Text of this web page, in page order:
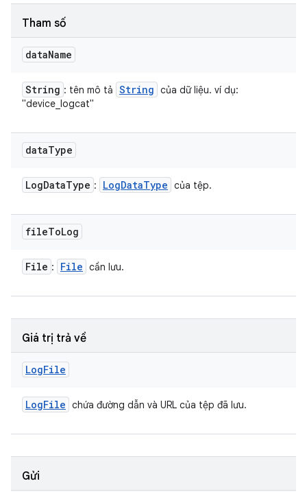
Tham số
dataName
String : tên mô tả String của dữ liệu. ví dụ:
"device_logcat"
dataType
LogDataType : LogDataType của tệp.
fileToLog
File : File cần lưu.
Giá trị trả về
LogFile
LogFile chứa đường dẫn và URL của tệp đã lưu.
Gửi